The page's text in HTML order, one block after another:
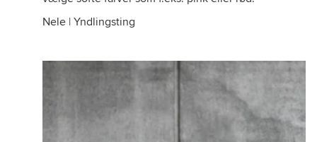
Nele | Yndlingsting